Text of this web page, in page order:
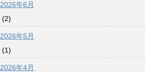
2026年6月
(2)
2026年5月
(1)
2026年4月